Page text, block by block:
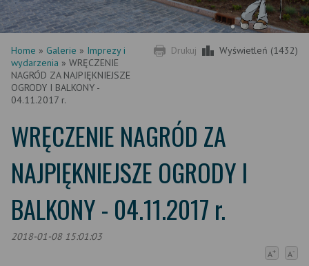
Drukuj Wyświetleń (1432)
Home » Galerie » Imprezy i
wydarzenia » WRĘCZENIE
NAGRÓD ZA NAJPIĘKNIEJSZE
OGRODY I BALKONY -
04.11.2017 r.
WRĘCZENIE NAGRÓD ZA
NAJPIĘKNIEJSZE OGRODY I
BALKONY - 04.11.2017 r.
2018-01-08 15:01:03
A+ A-